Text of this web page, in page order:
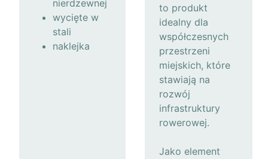
nierdzewnej
wycięte w
stali
naklejka
to produkt
idealny dla
współczesnych
przestrzeni
miejskich, które
stawiają na
rozwój
infrastruktury
rowerowej.
Jako element